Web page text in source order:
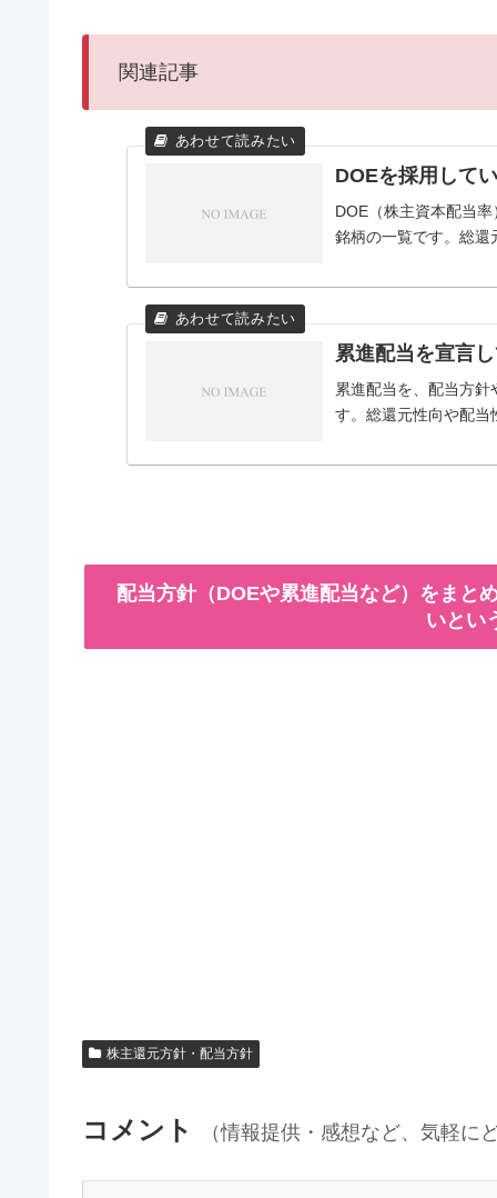
関連記事
DOEを採用して
DOE（株主資本配当
銘柄の一覧です。総還
累進配当を宣言
累進配当を、配当方
す。総還元性向や配当
配当方針（DOEや累進配当など）をまと
いとい
株主還元方針・配当方針
コメント （情報提供・感想など、気軽に